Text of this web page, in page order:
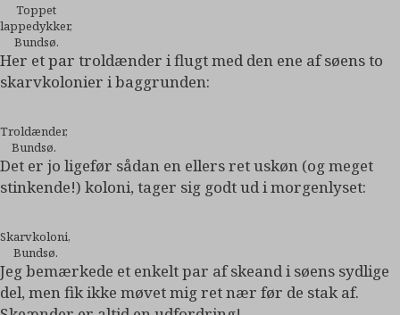
Toppet
lappedykker,
Bundsø.
Her et par troldænder i flugt med den ene af søens to
skarvkolonier i baggrunden:
Troldænder,
Bundsø.
Det er jo ligefør sådan en ellers ret uskøn (og meget
stinkende!) koloni, tager sig godt ud i morgenlyset:
Skarvkoloni,
Bundsø.
Jeg bemærkede et enkelt par af skeand i søens sydlige
del, men fik ikke møvet mig ret nær før de stak af.